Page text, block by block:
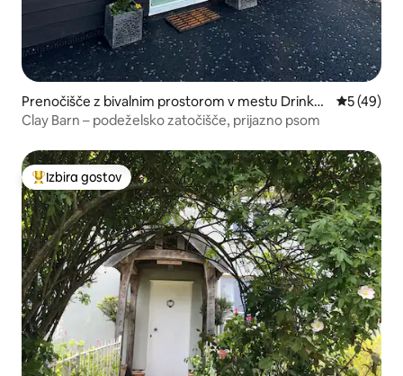
Prenočišče z bivalnim prostorom v mestu Drinkst
one
5 (49)
Clay Barn – podeželsko zatočišče, prijazno psom
Najbolj priljubljena prenočišča z značko »Izbira gostov«
Izbira gostov